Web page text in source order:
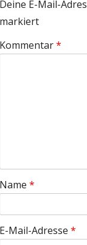
Deine E-Mail-
markiert
Kommentar*
Name *
E-Mail-Adresse *